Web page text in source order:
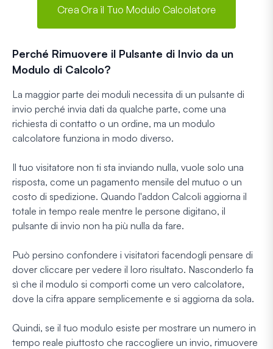
Crea Ora il Tuo Modulo Calcolatore
Perché Rimuovere il Pulsante di Invio da un
Modulo di Calcolo?
La maggior parte dei moduli necessita di un pulsante di
invio perché invia dati da qualche parte, come una
richiesta di contatto o un ordine, ma un modulo
calcolatore funziona in modo diverso.
Il tuo visitatore non ti sta inviando nulla, vuole solo una
risposta, come un pagamento mensile del mutuo o un
costo di spedizione. Quando l'addon Calcoli aggiorna il
totale in tempo reale mentre le persone digitano, il
pulsante di invio non ha più nulla da fare.
Può persino confondere i visitatori facendogli pensare di
dover cliccare per vedere il loro risultato. Nasconderlo fa
sì che il modulo si comporti come un vero calcolatore,
dove la cifra appare semplicemente e si aggiorna da sola.
Quindi, se il tuo modulo esiste per mostrare un numero in
tempo reale piuttosto che raccogliere un invio, rimuovere